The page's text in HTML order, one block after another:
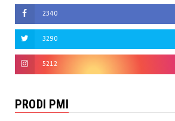
2340
3290
5212
PRODI PMI